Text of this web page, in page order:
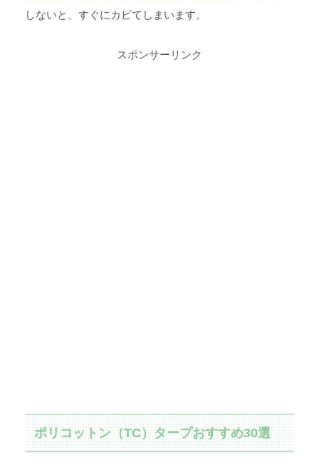
しないと、すぐにカビてしまいます。
スポンサーリンク
ポリコットン（TC）タープおすすめ30選